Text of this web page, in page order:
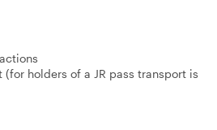
(for holders of a JR pass transport is